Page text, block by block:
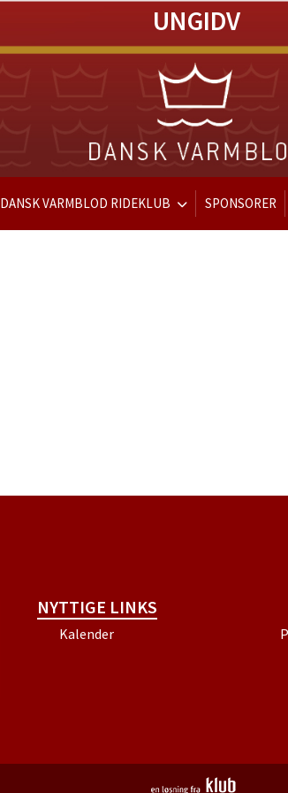
DANSK VARMBLOD RIDEKLUB SPONSORER
UNGIDV
NYTTIGE LINKS
Kalender